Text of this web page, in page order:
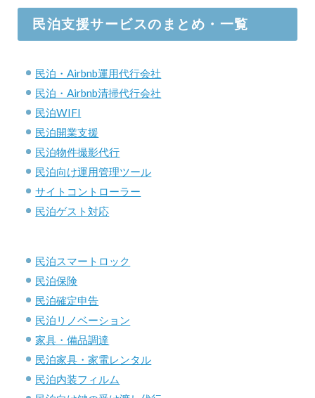
民泊支援サービスのまとめ・一覧
民泊・Airbnb運用代行会社
民泊・Airbnb清掃代行会社
民泊WIFI
民泊開業支援
民泊物件撮影代行
民泊向け運用管理ツール
サイトコントローラー
民泊ゲスト対応
民泊スマートロック
民泊保険
民泊確定申告
民泊リノベーション
家具・備品調達
民泊家具・家電レンタル
民泊内装フィルム